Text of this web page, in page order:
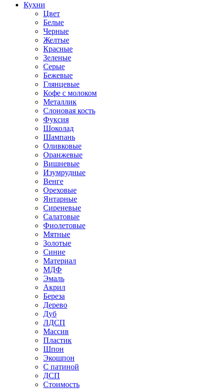
Кухни
Цвет
Белые
Черные
Желтые
Красные
Зеленые
Серые
Бежевые
Глянцевые
Кофе с молоком
Металлик
Слоновая кость
Фуксия
Шоколад
Шампань
Оливковые
Оранжевые
Вишневые
Изумрудные
Венге
Ореховые
Янтарные
Сиреневые
Салатовые
Фиолетовые
Мятные
Золотые
Синие
Материал
МДФ
Эмаль
Акрил
Береза
Дерево
Дуб
ЛДСП
Массив
Пластик
Шпон
Экошпон
С патиной
ДСП
Стоимость